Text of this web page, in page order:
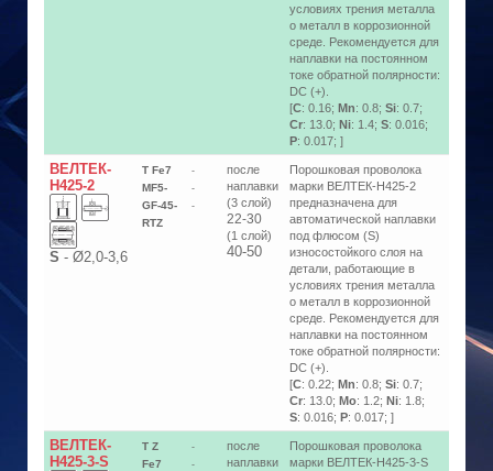
условиях трения металла
о металл в коррозионной
среде. Рекомендуется для
наплавки на постоянном
токе обратной полярности:
DC (+).
[C: 0.16; Mn: 0.8; Si: 0.7;
Cr: 13.0; Ni: 1.4; S: 0.016;
P: 0.017; ]
ВЕЛТЕК-
Н425-2
S - Ø2,0-3,6
T Fe7
MF5-
GF-45-
RTZ
-
-
-
после
наплавки
(3 слой)
22-30
(1 слой)
40-50
Порошковая проволока
марки ВЕЛТЕК-Н425-2
предназначена для
автоматической наплавки
под флюсом (S)
износостойкого слоя на
детали, работающие в
условиях трения металла
о металл в коррозионной
среде. Рекомендуется для
наплавки на постоянном
токе обратной полярности:
DC (+).
[C: 0.22; Mn: 0.8; Si: 0.7;
Cr: 13.0; Mo: 1.2; Ni: 1.8;
S: 0.016; P: 0.017; ]
ВЕЛТЕК-
Н425-3-S
T Z
Fe7
-
-
после
наплавки
Порошковая проволока
марки ВЕЛТЕК-Н425-3-S